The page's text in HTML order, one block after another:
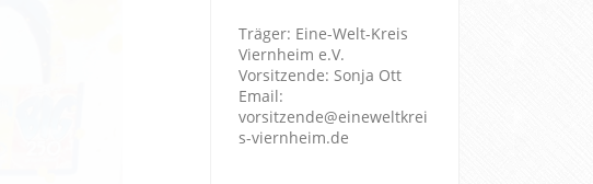
Träger: Eine-Welt-Kreis
Viernheim e.V.
Vorsitzende: Sonja Ott
Email:
vorsitzende@eineweltkrei
s-viernheim.de